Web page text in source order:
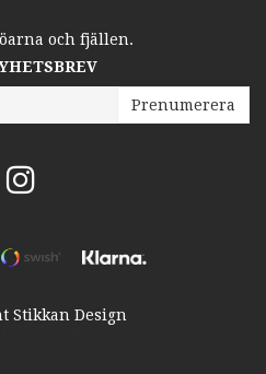
och fjällen.
Prenumerera
Stikkan Design